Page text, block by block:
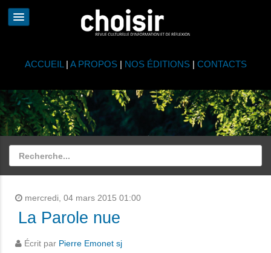
ACCUEIL | A PROPOS| NOS ÉDITIONS| CONTACTS
mercredi, 04 mars 2015 01:00
La Parole nue
Écrit par Pierre Emonet sj